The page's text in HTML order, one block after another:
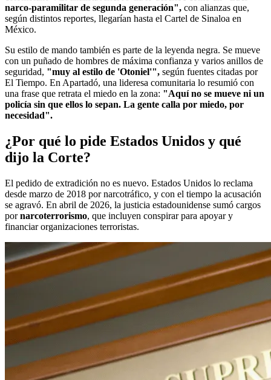
narco-paramilitar de segunda generación", con alianzas que,
según distintos reportes, llegarían hasta el Cartel de Sinaloa en
México.
Su estilo de mando también es parte de la leyenda negra. Se mueve
con un puñado de hombres de máxima confianza y varios anillos de
seguridad, "muy al estilo de 'Otoniel'", según fuentes citadas por
El Tiempo. En Apartadó, una lideresa comunitaria lo resumió con
una frase que retrata el miedo en la zona: "Aquí no se mueve ni un
policía sin que ellos lo sepan. La gente calla por miedo, por
necesidad".
¿Por qué lo pide Estados Unidos y qué
dijo la Corte?
El pedido de extradición no es nuevo. Estados Unidos lo reclama
desde marzo de 2018 por narcotráfico, y con el tiempo la acusación
se agravó. En abril de 2026, la justicia estadounidense sumó cargos
pornarcoterrorismo, que incluyen conspirar para apoyar y
financiar organizaciones terroristas.